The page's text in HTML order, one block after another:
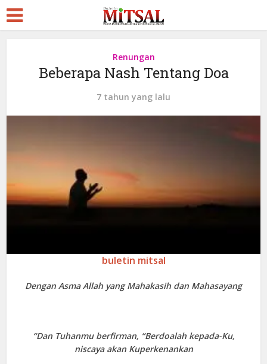
Renungan
Beberapa Nash Tentang Doa
7 tahun yang lalu
buletin mitsal
Dengan Asma Allah yang Mahakasih dan Mahasayang
“Dan Tuhanmu berfirman, “Berdoalah kepada-Ku,
niscaya akan Kuperkenankan